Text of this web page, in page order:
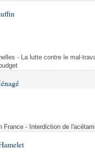
- La lutte contre le mal-
- Interdiction de